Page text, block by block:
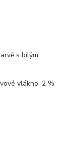
s bílým
vlákno, 2 %